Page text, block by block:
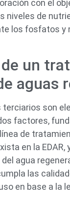
con el
niveles de
los fosfatos y
un
aguas
son
factores,
de
en la EDAR,
agua
las
en base a la